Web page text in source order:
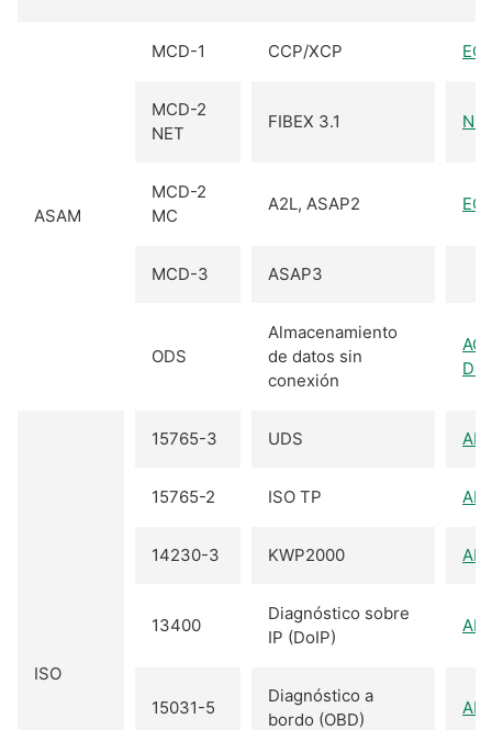
ASAM
MCD-1 CCP/XCP
MCD-2
NET
FIBEX 3.1 NI-
MCD-2
MC
A2L, ASAP2
MCD-3 ASAP3
ODS
Almacenamiento
de datos sin
conexión
ISO
15765-3 UDS
15765-2 ISO TP
14230-3 KWP2000
13400
Diagnóstico sobre
IP (DoIP)
15031-5
Diagnóstico a
bordo (OBD)